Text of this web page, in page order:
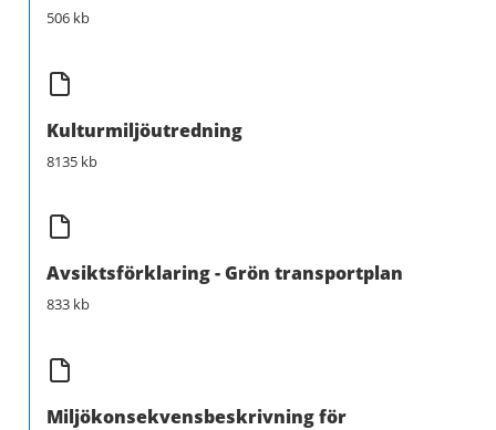
506 kb
Kulturmiljöutredning
8135 kb
Avsiktsförklaring - Grön transportplan
833 kb
Miljökonsekvensbeskrivning för